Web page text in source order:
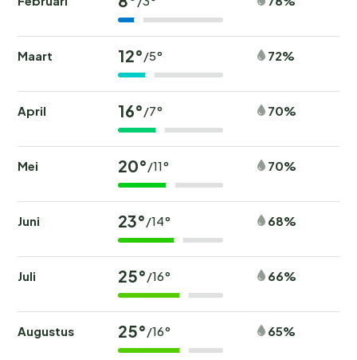
Maart 12°/5° 72%
April 16°/7° 70%
Mei 20°/11° 70%
Juni 23°/14° 68%
Juli 25°/16° 66%
Augustus 25°/16° 65%